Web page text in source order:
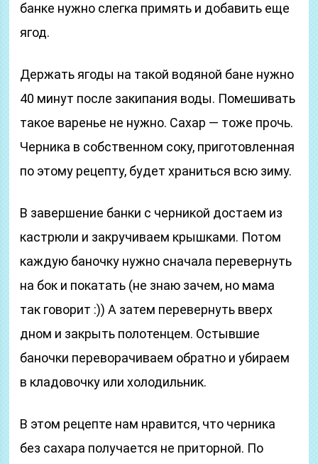
банке нужно слегка примять и добавить еще
ягод.
Держать ягоды на такой водяной бане нужно
40 минут после закипания воды. Помешивать
такое варенье не нужно. Сахар — тоже прочь.
Черника в собственном соку, приготовленная
по этому рецепту, будет храниться всю зиму.
В завершение банки с черникой достаем из
кастрюли и закручиваем крышками. Потом
каждую баночку нужно сначала перевернуть
на бок и покатать (не знаю зачем, но мама
так говорит :)) А затем перевернуть вверх
дном и закрыть полотенцем. Остывшие
баночки переворачиваем обратно и убираем
в кладовочку или холодильник.
В этом рецепте нам нравится, что черника
без сахара получается не приторной. По